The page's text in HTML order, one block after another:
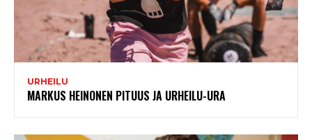
URHEILU
MARKUS HEINONEN PITUUS JA URHEILU-URA